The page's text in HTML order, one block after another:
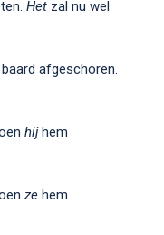
Het zal nu wel
baard afgeschoren.
hijhem
ze hem